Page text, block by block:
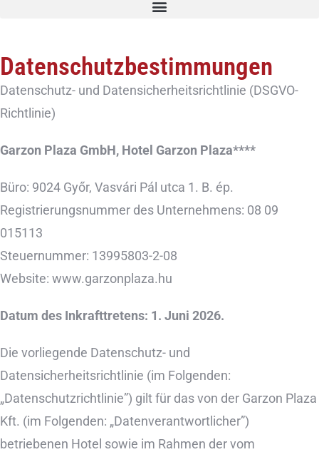
Datenschutzbestimmungen
Datenschutz- und Datensicherheitsrichtlinie (DSGVO-
Richtlinie)
Garzon Plaza GmbH, Hotel Garzon Plaza****
Büro: 9024 Győr, Vasvári Pál utca 1. B. ép.
Registrierungsnummer des Unternehmens: 08 09
015113
Steuernummer: 13995803-2-08
Website: www.garzonplaza.hu
Datum des Inkrafttretens: 1. Juni 2026.
Die vorliegende Datenschutz- und
Datensicherheitsrichtlinie (im Folgenden:
„Datenschutzrichtlinie”) gilt für das von der Garzon Plaza
Kft. (im Folgenden: „Datenverantwortlicher”)
betriebenen Hotel sowie im Rahmen der vom